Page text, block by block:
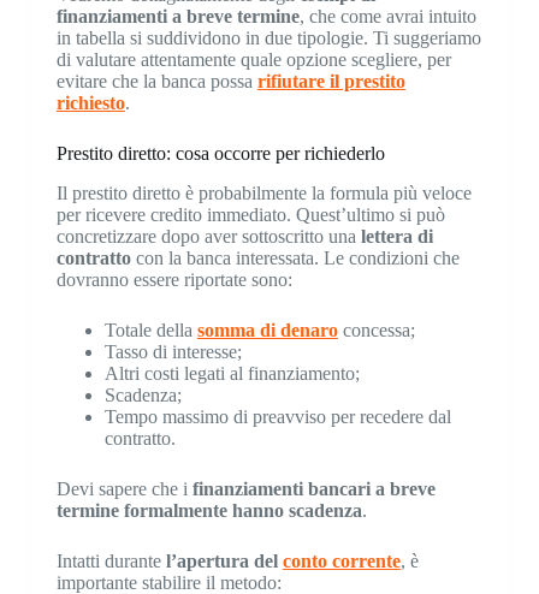
finanziamenti a breve termine, che come avrai intuito
in tabella si suddividono in due tipologie. Ti suggeriamo
di valutare attentamente quale opzione scegliere, per
evitare che la banca possa rifiutare il prestito
richiesto.
Prestito diretto: cosa occorre per richiederlo
Il prestito diretto è probabilmente la formula più veloce
per ricevere credito immediato. Quest’ultimo si può
concretizzare dopo aver sottoscritto una lettera di
contrattocon la banca interessata. Le condizioni che
dovranno essere riportate sono:
Totale della somma di denaroconcessa;
Tasso di interesse;
Altri costi legati al finanziamento;
Scadenza;
Tempo massimo di preavviso per recedere dal
contratto.
Devi sapere che i finanziamenti bancari a breve
termine formalmente hanno scadenza.
Intatti durante l’apertura del conto corrente, è
importante stabilire il metodo: